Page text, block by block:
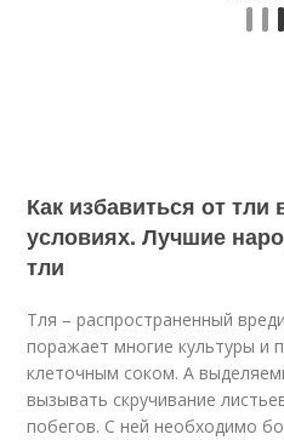
Как избавиться от
условиях. Лучшие
тли
Тля – распространенный
поражает многие культуры и
клеточным соком. А
вызывать скручивание
побегов. С ней необходимо